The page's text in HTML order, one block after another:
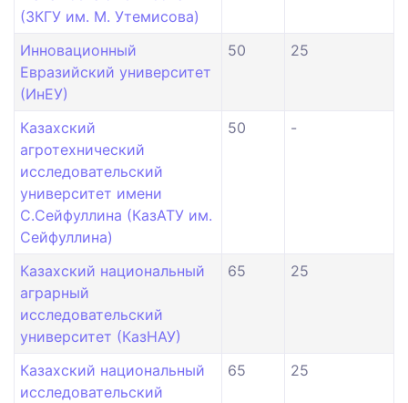
(ЗКГУ им. М. Утемисова)
Инновационный
Евразийский университет
(ИнЕУ)
50 25
Казахский
агротехнический
исследовательский
университет имени
С.Сейфуллина (КазАТУ им.
Сейфуллина)
50 -
Казахский национальный
аграрный
исследовательский
университет (КазНАУ)
65 25
Казахский национальный
исследовательский
65 25